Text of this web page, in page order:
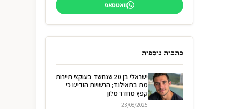
וואטסאפ
כתבות נוספות
ישראלי בן 20 שנחשד בעוקצי תיירות
מת בתאילנד; הרשויות הודיעו כי
קפץ מחדר מלון
23/08/2025